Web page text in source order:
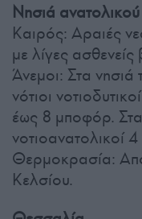
Νησιά
Καιρός: Αραιές
με λίγες
Άνεμοι: Στα νησιά
νότιοι
έως 8 μποφόρ.
νοτιοανατολικοί
Θερμοκρασία:
Κελσίου.